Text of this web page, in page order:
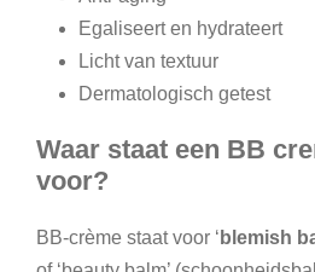
Egaliseert en hydrateert
Licht van textuur
Dermatologisch getest
Waar staat een BB
voor?
BB-crème staat voor ‘ blemish